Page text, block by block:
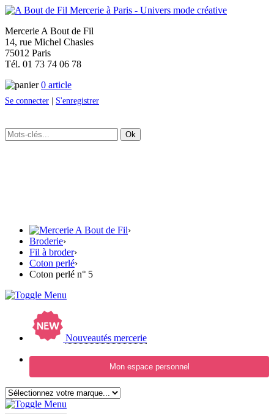
Mercerie A Bout de Fil
14, rue Michel Chasles
75012 Paris
Tél. 01 73 74 06 78
0 article
Se connecter | S'enregistrer
Ok
›
Broderie›
Fil à broder›
Coton perlé›
Coton perlé n° 5
Nouveautés mercerie
Mon espace personnel